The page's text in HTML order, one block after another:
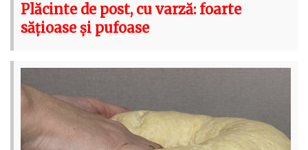
Plăcinte de post, cu varză: foarte
sățioase și pufoase